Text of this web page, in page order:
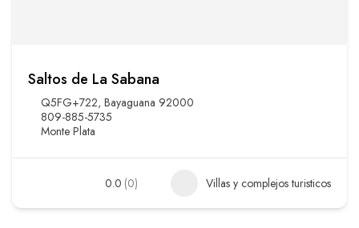
Saltos de La Sabana
Q5FG+722, Bayaguana 92000
809-885-5735
Monte Plata
0.0 (0) Villas y complejos turisticos